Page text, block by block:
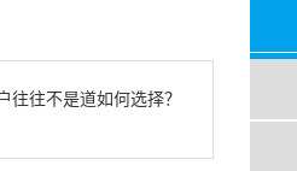
往不是道如何选择？